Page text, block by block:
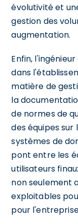
évolutivité et
gestion des
augmentation.
Enfin,
dans
matière de
la
de normes de
des équipes sur
systèmes de
pont entre les
utilisateurs
non seulement
exploitables
pour